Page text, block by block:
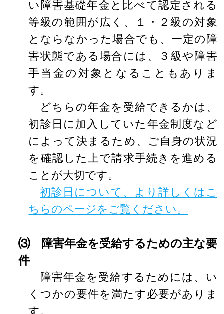
い障害基礎年金と比べて認定される
等級の範囲が広く、１・２級の対象
とならなかった場合でも、一定の障
害状態である場合には、３級や障害
手当金の対象となることもありま
す。
どちらの年金を受給できるかは、
初診日に加入していた年金制度など
によって決まるため、ご自身の状況
を確認した上で請求手続きを進める
ことが大切です。
初診日について、より詳しくはこ
ちらのページをご覧ください。
⑶ 障害年金を受給するための主な要
件
障害年金を受給するためには、い
くつかの要件を満たす必要がありま
す。